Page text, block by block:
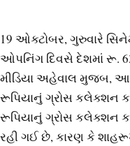
19 ઓક્ટોબર, ગુરુવારે
ઓપનિંગ દિવસે દેશમાં રૂ.
મીડિયા અહેવાલ મુજબ, આ
રૂપિયાનું ગ્રોસ કલેક્શન
રૂપિયાનું ગ્રોસ કલેક્શન
રહી ગઈ છે, કારણ કે